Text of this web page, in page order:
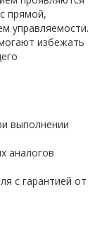
прямой,
управляемости.
избежать
выполнении
аналогов
с гарантией от